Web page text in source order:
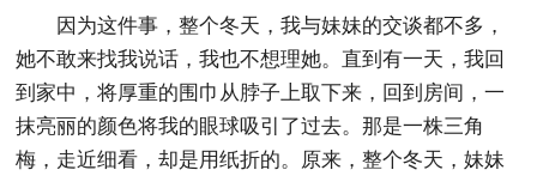
因为这件事，整个冬天，我与妹妹的交谈都不多，
她不敢来找我说话，我也不想理她。直到有一天，我回
到家中，将厚重的围巾从脖子上取下来，回到房间，一
抹亮丽的颜色将我的眼球吸引了过去。那是一株三角
梅，走近细看，却是用纸折的。原来，整个冬天，妹妹